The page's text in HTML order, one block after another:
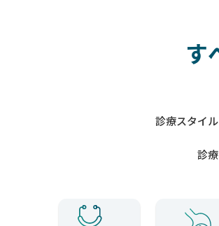
す
診療スタイ
診